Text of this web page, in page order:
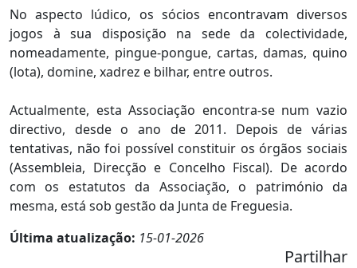
No aspecto lúdico, os sócios encontravam diversos
jogos à sua disposição na sede da colectividade,
nomeadamente, pingue-pongue, cartas, damas, quino
(lota), domine, xadrez e bilhar, entre outros.
Actualmente, esta Associação encontra-se num vazio
directivo, desde o ano de 2011. Depois de várias
tentativas, não foi possível constituir os órgãos sociais
(Assembleia, Direcção e Concelho Fiscal). De acordo
com os estatutos da Associação, o património da
mesma, está sob gestão da Junta de Freguesia.
Última atualização: 15-01-2026
Partilhar